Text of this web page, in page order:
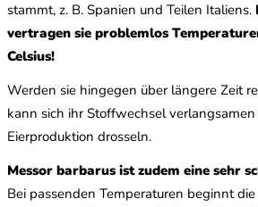
stammt, z. B. Spanien und Teilen Italiens.
vertragen sie problemlos
Celsius!
Werden sie hingegen über längere Zeit
kann sich ihr Stoffwechsel
Eierproduktion drosseln.
Messor barbarus ist zudem eine sehr
Bei passenden Temperaturen beginnt